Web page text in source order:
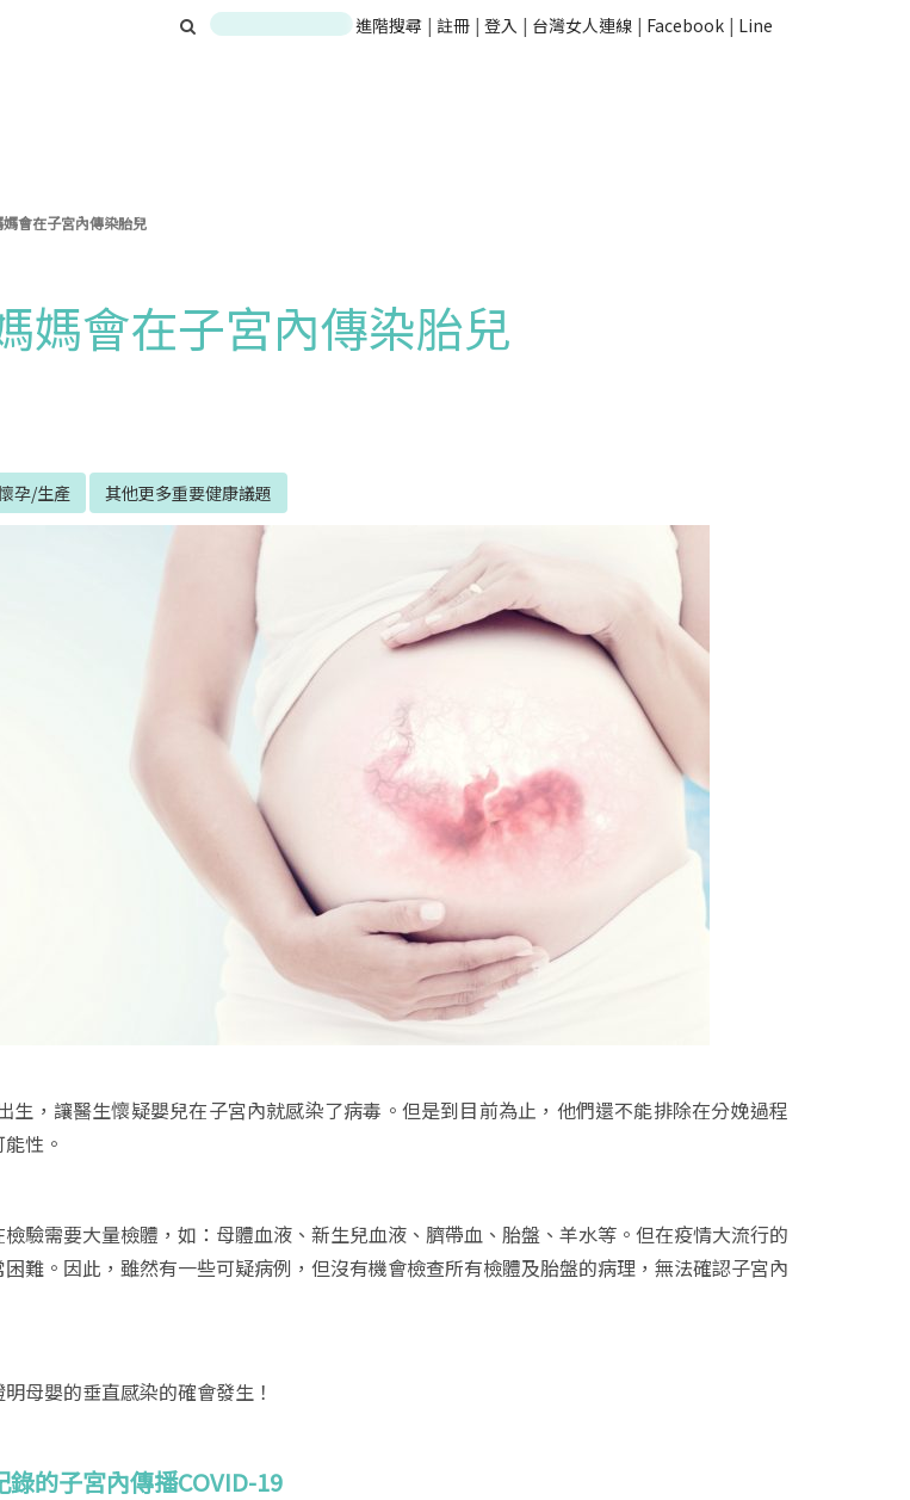
進階搜尋 | 註冊 | 登入 | 台灣女人連線 | Facebook | Line
會在子宮內傳染胎兒
媽會在子宮內傳染胎兒
孕/生產 其他更多重要健康議題
生，讓醫生懷疑嬰兒在子宮內就感染了病毒。但是到目前為止，他們還不能排除在分娩過程
性。
驗需要大量檢體，如：母體血液、新生兒血液、臍帶血、胎盤、羊水等。但在疫情大流行的
難。因此，雖然有一些可疑病例，但沒有機會檢查所有檢體及胎盤的病理，無法確認子宮內
母嬰的垂直感染的確會發生！
的子宮內傳播COVID-19